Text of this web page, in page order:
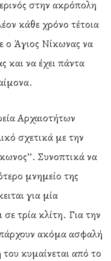
στην ακρόπολη
κάθε χρόνο τέτοια
ο Άγιος Νίκωνας να
και να έχει πάντα
Αρχαιοτήτων
σχετικά με την
Συνοπτικά να
μνημείο της
για μία
σε τρία κλίτη. Για την
ακόμα ασφαλή
κυμαίνεται από το